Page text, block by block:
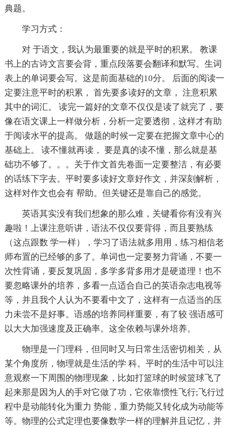
典题。
学习方式：
对 于语文，我认为最重要的就是平时的积累。 教课
书上的古诗文言要会背，重点段落要会翻译和默写。生词
表上的单词要会写。这是前面基础的10分。 后面的阅读一
定要注意平时的积累， 首先要多读好的文章， 注意积累
其中的词汇。 读完一篇好的文章不仅仅是读了就完了，要
像在语文课上一样做分析，分析一定要透彻，这样才有助
于阅读水平的提高。 做题的时候一定要在把握文章中心的
基础上。 读不懂就再读， 要是真的读不懂，那么就是基
础功不够了。。。关于作文首先卷面一定要整洁，有必要
的话练下字去。平时要多读好文章好作文，并深刻解析，
这样对作文也会有 帮助。但关键还是靠自己的感觉。
英语其实没有我们想象的那么难，关键看你有没有兴
趣啦！上课注意听讲，语法不仅仅要背得，而且要熟练
（这点跟数 学一样），学习了语法就多用用，练习相信老
师布置的已经够的多了。单词也一定要努力背诵，不要一
次性背诵，要反复巩固，多学多背多用才是硬道理！也不
要忽略课外的培养，多看一点适合自己的英语杂志电视等
等，并且我个人认为不要看中文了，这样有一点适当的压
力未尝不是好事。语感的培养同样重要，有了较 强语感可
以大大加强速度及正确率。这全依赖与课外培养。
物理是一门理科，但同时又与日常生活密切相关，从
某个角度所，物理就是生活的学 科。平时的生活中可以注
意观察一下周围的物理现象，比如打篮球的时候篮球飞了
起来那是因为人的手对它做了功，它依靠惯性飞行;飞行过
程中是动能转化为重力 势能，重力势能又转化成为动能等
等。物理的公式定理也要像数学一样的理解并且记忆，并